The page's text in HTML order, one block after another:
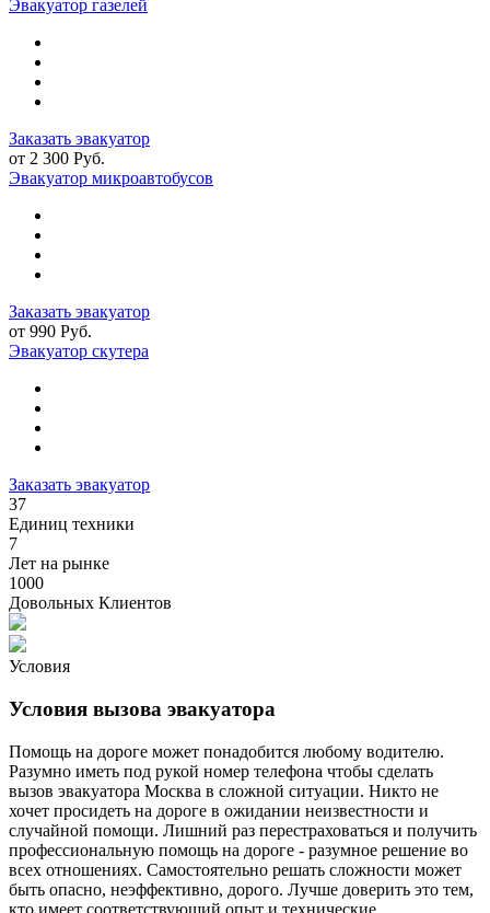
Эвакуатор газелей
Заказать эвакуатор
от 2 300 Руб.
Эвакуатор микроавтобусов
Заказать эвакуатор
от 990 Руб.
Эвакуатор скутера
Заказать эвакуатор
37
Единиц техники
7
Лет на рынке
1000
Довольных Клиентов
Условия
Условия вызова эвакуатора
Помощь на дороге может понадобится любому водителю.
Разумно иметь под рукой номер телефона чтобы сделать
вызов эвакуатора Москва в сложной ситуации. Никто не
хочет просидеть на дороге в ожидании неизвестности и
случайной помощи. Лишний раз перестраховаться и получить
профессиональную помощь на дороге - разумное решение во
всех отношениях. Самостоятельно решать сложности может
быть опасно, неэффективно, дорого. Лучше доверить это тем,
кто имеет соответствующий опыт и технические